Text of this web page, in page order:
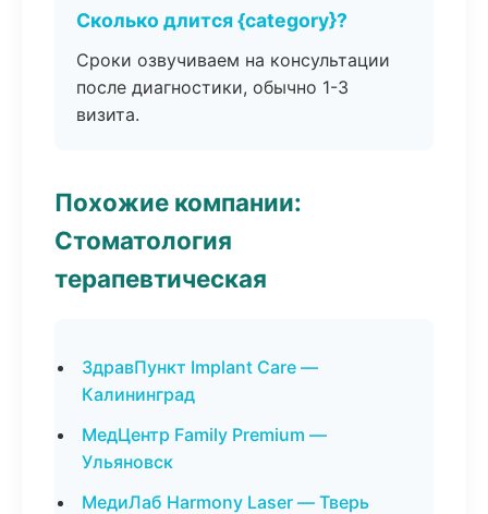
Сколько длится {category}?
Сроки озвучиваем на консультации
после диагностики, обычно 1-3
визита.
Похожие компании:
Стоматология
терапевтическая
ЗдравПункт Implant Care —
Калининград
МедЦентр Family Premium —
Ульяновск
МедиЛаб Harmony Laser — Тверь